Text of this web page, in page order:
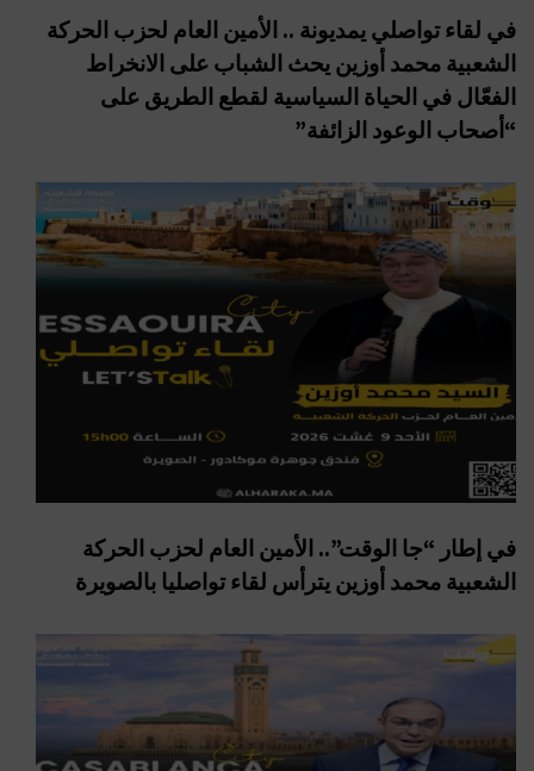
في لقاء تواصلي يمديونة .. الأمين العام لحزب الحركة
الشعبية محمد أوزين يحث الشباب على الانخراط
الفعّال في الحياة السياسية لقطع الطريق على
“أصحاب الوعود الزائفة”
في إطار “جا الوقت”.. الأمين العام لحزب الحركة
الشعبية محمد أوزين يترأس لقاء تواصليا بالصويرة